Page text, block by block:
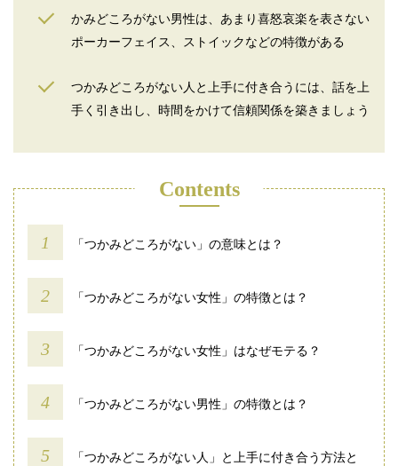
かみどころがない男性は、あまり喜怒哀楽を表さない
ポーカーフェイス、ストイックなどの特徴がある
つかみどころがない人と上手に付き合うには、話を上
手く引き出し、時間をかけて信頼関係を築きましょう
Contents
「つかみどころがない」の意味とは？
「つかみどころがない女性」の特徴とは？
「つかみどころがない女性」はなぜモテる？
「つかみどころがない男性」の特徴とは？
「つかみどころがない人」と上手に付き合う方法と